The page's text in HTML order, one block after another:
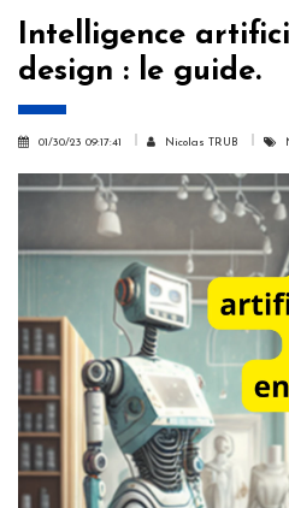
Intelligence
design : le guide.
01/30/23 09:17:41 Nicolas TRUB